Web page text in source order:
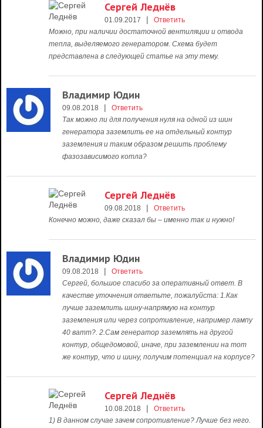
Сергей Леднёв
01.09.2017 |
Ответить
Можно, при наличии достаточной вентиляции и отвода
тепла, выделяемого генератором. Схема будет
представлена в следующей статье на эту тему.
Владимир Юдин
09.08.2018 |
Ответить
Так можно ли для получения нуля на одной из шин
генератора заземлить ее на отдельный контур
заземления и таким образом решить проблему
фазозависимого котла?
Сергей Леднёв
09.08.2018 |
Ответить
Конечно можно, даже сказал бы – именно так и нужно!
Владимир Юдин
09.08.2018 |
Ответить
Сергей, большое спасибо за оперативный ответ. В
качестве уточнения ответьте, пожалуйста: 1.Как
лучше заземлить шину-напрямую на контур
заземления или через сопротивление, например лампу
40 ватт?. 2.Сам генератор заземлять на другой
контур, общедомовой, иначе, при заземлении на тот
же контур, что и шину, получим потенциал на корпусе?
Сергей Леднёв
10.08.2018 |
Ответить
1) В данном случае зачем сопротивление? Лучше без него.